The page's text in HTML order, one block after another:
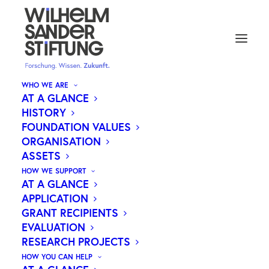
WHO WE ARE
AT A GLANCE
HISTORY
FOUNDATION VALUES
ORGANISATION
ASSETS
HOW WE SUPPORT
AT A GLANCE
APPLICATION
GRANT RECIPIENTS
EVALUATION
RESEARCH PROJECTS
HOW YOU CAN HELP
CDK4/6-HEMMER: NEUE
HOFFNUNG BEI DER
BEHANDLUNG VON
DARMKREBS
Forschende des Universitätsklinikums Würzburg